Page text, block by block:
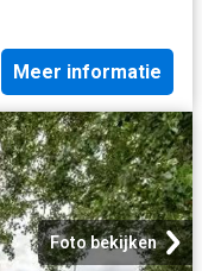
Meer informatie
Foto bekijken